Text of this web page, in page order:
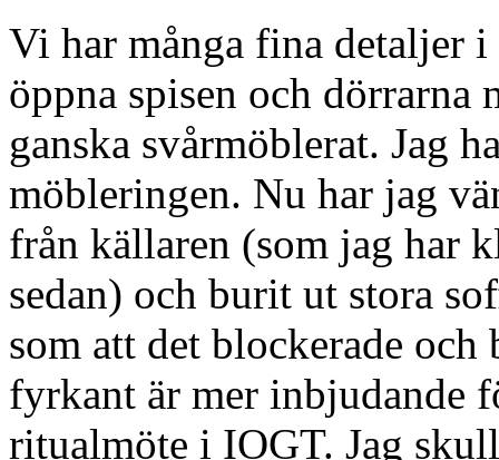
Vi har många fina detaljer
öppna spisen och dörrarna
ganska svårmöblerat. Jag
möbleringen. Nu har jag
från källaren (som jag har
sedan) och burit ut stora
som att det blockerade
fyrkant är mer inbjudande
ritualmöte i IOGT. Jag